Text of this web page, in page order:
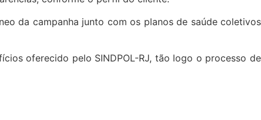
da campanha junto com os planos de saúde coletivos
oferecido pelo SINDPOL-RJ, tão logo o processo de